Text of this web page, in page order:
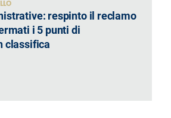
respinto il reclamo
i 5 punti di
classifica